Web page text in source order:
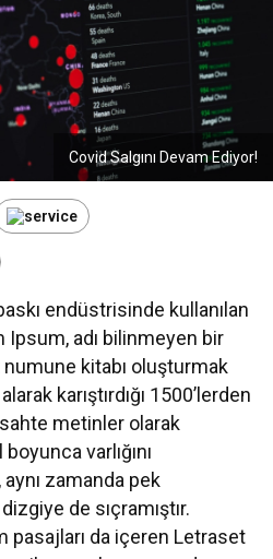
Covid Salgını Devam Ediyor!
endüstrisinde kullanılan
Ipsum, adı bilinmeyen bir
numune kitabı oluşturmak
karıştırdığı 1500’lerden
metinler olarak
boyunca varlığını
zamanda pek
de sıçramıştır.
pasajları da içeren Letraset